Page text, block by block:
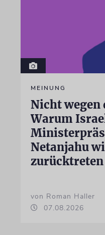
MEINUNG
Nicht wegen
Warum
Netanjahu
von Roman Haller
07.08.2026